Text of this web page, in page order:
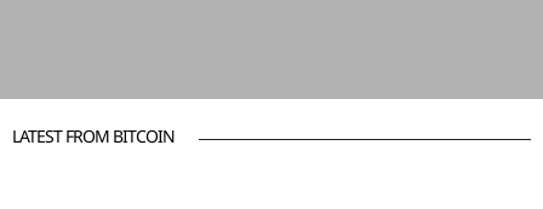
LATEST FROM BITCOIN